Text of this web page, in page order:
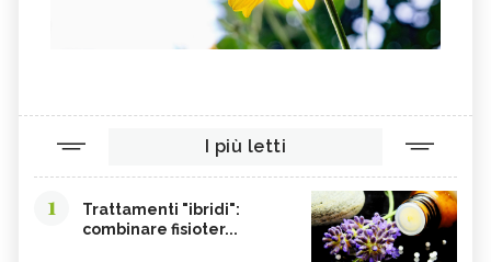
I più letti
1
Trattamenti "ibridi":
combinare fisioter...